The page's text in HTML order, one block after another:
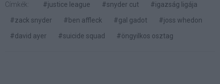
Címkék: #justice league #snyder cut
#igazság ligája
#zack snyder
#ben affleck #gal gadot
#joss whedon
#david ayer
#suicide squad #öngyilkos osztag